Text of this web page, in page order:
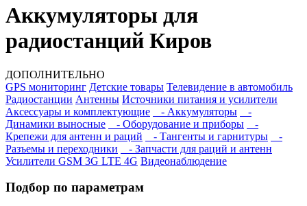
Аккумуляторы для
радиостанций Киров
ДОПОЛНИТЕЛЬНО
GPS мониторинг Детские товары Телевидение в автомобиль
Радиостанции Антенны Источники питания и усилители
Аксессуары и комплектующие
- Аккумуляторы
-
Динамики выносные
- Оборудование и приборы
-
Крепежи для антенн и раций
- Тангенты и гарнитуры
-
Разъемы и переходники
- Запчасти для раций и антенн
Усилители GSM 3G LTE 4G Видеонаблюдение
Подбор по параметрам